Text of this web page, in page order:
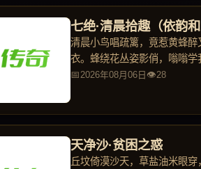
七绝·清晨拾趣（依韵和
清晨小鸟唱疏篱，竟惹黄蜂
衣。蜂绕花丛姿影俏，嗡嗡学
2026年08月06日 28
天净沙·贫困之惑
丘坟倚漠沙天，草盐油米眼